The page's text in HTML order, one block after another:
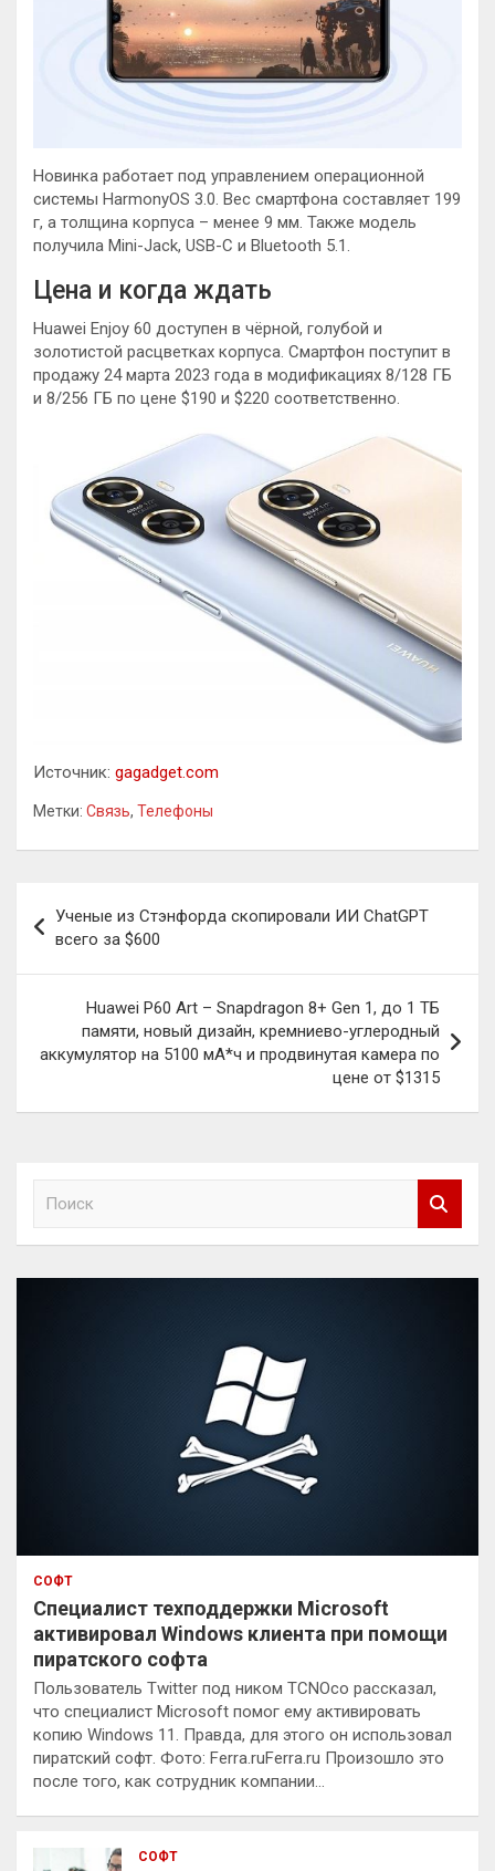
Новинка работает под управлением операционной
системы HarmonyOS 3.0. Вес смартфона составляет 199
г, а толщина корпуса – менее 9 мм. Также модель
получила Mini-Jack, USB-C и Bluetooth 5.1.
Цена и когда ждать
Huawei Enjoy 60 доступен в чёрной, голубой и
золотистой расцветках корпуса. Смартфон поступит в
продажу 24 марта 2023 года в модификациях 8/128 ГБ
и 8/256 ГБ по цене $190 и $220 соответственно.
Источник: gagadget.com
Метки: Связь, Телефоны
по
записям
Ученые из Стэнфорда скопировали ИИ ChatGPT
всего за $600
Huawei P60 Art – Snapdragon 8+ Gen 1, до 1 ТБ
памяти, новый дизайн, кремниево-углеродный
аккумулятор на 5100 мА*ч и продвинутая камера по
цене от $1315
к
СОФТ
Специалист техподдержки Microsoft
активировал Windows клиента при помощи
пиратского софта
Пользователь Twitter под ником TCNOco рассказал,
что специалист Microsoft помог ему активировать
копию Windows 11. Правда, для этого он использовал
пиратский софт. Фото: Ferra.ruFerra.ru Произошло это
после того, как сотрудник компании…
СОФТ